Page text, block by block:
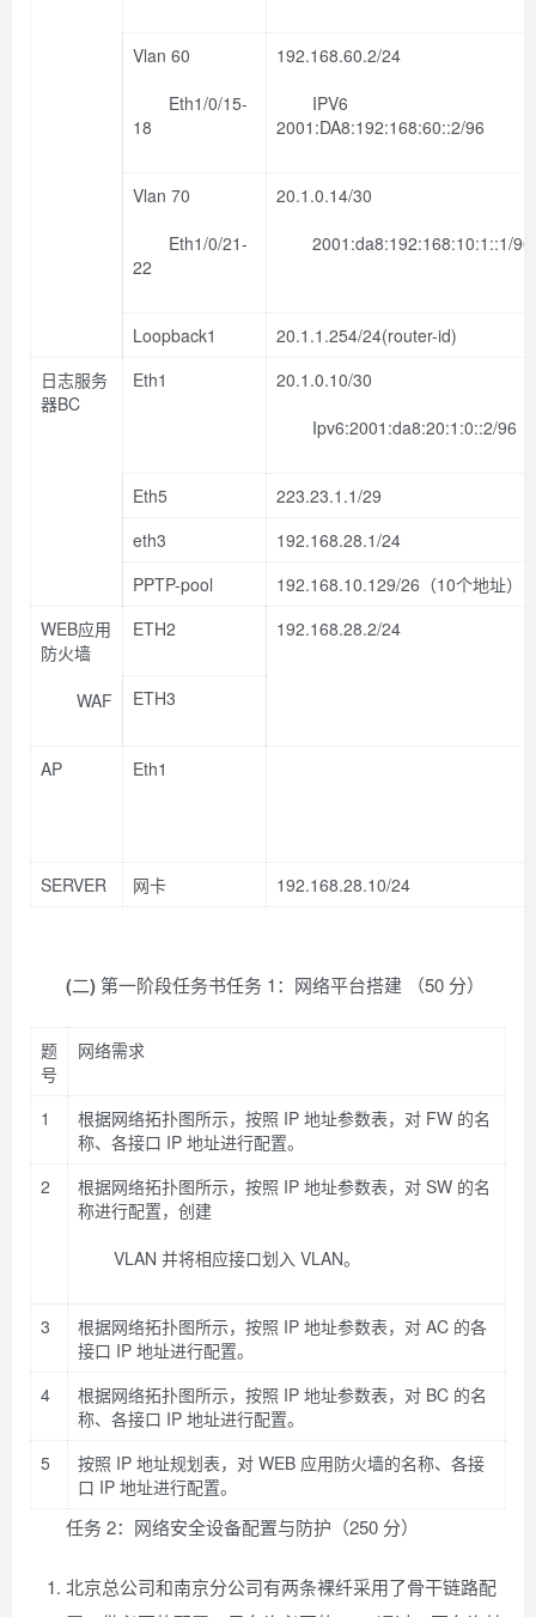
Vlan 60
Eth1/0/15-
18
192.168.60.2/24
IPV6
2001:DA8:192:168:60::2/96
Vlan 70
Eth1/0/21-
22
20.1.0.14/30
2001:da8:192:168:10:1::1/96
Loopback1
20.1.1.254/24(router-id)
日志服务
器BC
Eth1
20.1.0.10/30
Ipv6:2001:da8:20:1:0::2/96
Eth5
223.23.1.1/29
eth3
192.168.28.1/24
PPTP-pool
192.168.10.129/26（10个地址）
WEB应用
防火墙
WAF
ETH2 192.168.28.2/24
ETH3
AP Eth1
SERVER 网卡 192.168.28.10/24
(二) 第一阶段任务书任务 1：网络平台搭建 （50 分）
题
号
网络需求
1
根据网络拓扑图所示，按照 IP 地址参数表，对 FW 的名
称、各接口 IP 地址进行配置。
2
根据网络拓扑图所示，按照 IP 地址参数表，对 SW 的名
称进行配置，创建
VLAN 并将相应接口划入 VLAN。
3
根据网络拓扑图所示，按照 IP 地址参数表，对 AC 的各
接口 IP 地址进行配置。
4
根据网络拓扑图所示，按照 IP 地址参数表，对 BC 的名
称、各接口 IP 地址进行配置。
5
按照 IP 地址规划表，对 WEB 应用防火墙的名称、各接
口 IP 地址进行配置。
任务 2：网络安全设备配置与防护（250 分）
北京总公司和南京分公司有两条裸纤采用了骨干链路配